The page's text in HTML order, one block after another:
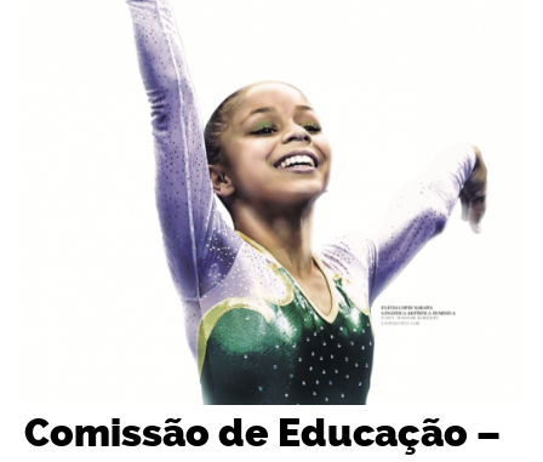
Comissão de Educação –